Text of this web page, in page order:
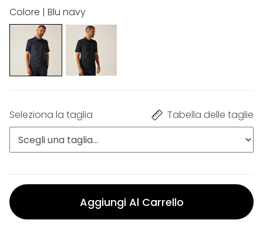
Colore | Blu navy
Seleziona la taglia Tabella delle taglie
Aggiungi Al Carrello